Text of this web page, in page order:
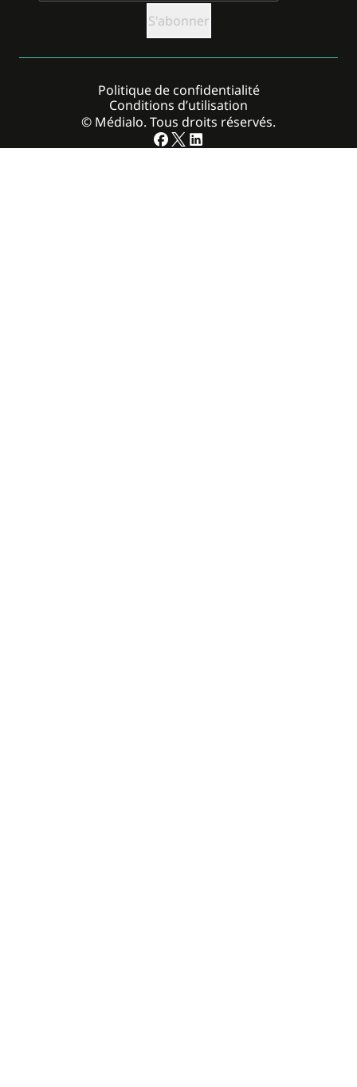
© Médialo. Tous droits réservés.
Politique de confidentialité
Conditions d’utilisation